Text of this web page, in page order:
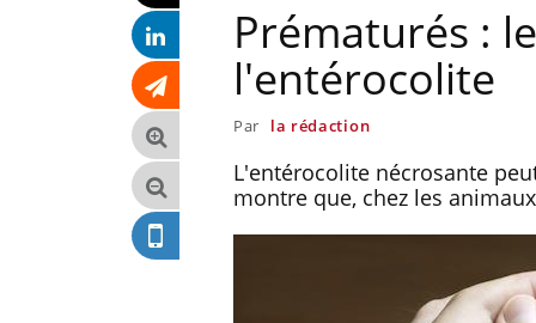
Prématurés :
l'entérocolite
Par la rédaction
L'entérocolite nécrosante
montre que, chez les